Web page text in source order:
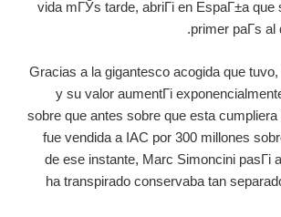
vida mГЎs tarde, abriГі en EspaГ±a que
primer paГ­s al
Gracias a la gigantesco acogida que tuvo,
y su valor aumentГі
sobre que antes sobre que esta
fue vendida a IAC por 300 millones
de ese instante, Marc Simoncini pasГі
ha transpirado conservaba tan